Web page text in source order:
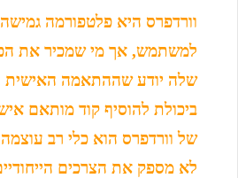
וורדפרס היא פלטפורמה גמישה
למשתמש, אך מי שמכיר את
שלה יודע שההתאמה האישית
ביכולת להוסיף קוד מותאם
של וורדפרס הוא כלי רב
לא מספק את הצרכים